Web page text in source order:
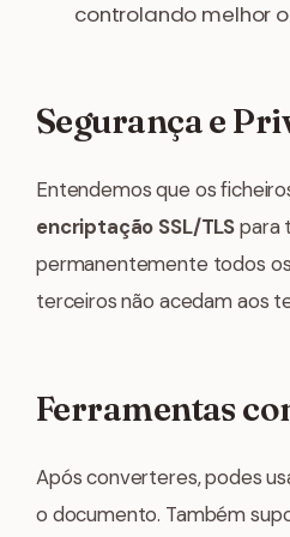
controlando melhor
Segurança e
Entendemos que os
encriptação SSL/TLSpara
permanentemente todos
terceiros não acedam aos
Ferramentas
Após converteres, podes
o documento. Também